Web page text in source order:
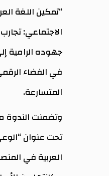
“تمكين اللغة
الاجتماعي:
جهوده الرامية
في الفضاء
المتسارعة.
وتضمنت الندوة
تحت عنوان
العربية في